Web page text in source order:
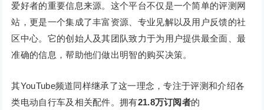
爱好者的重要信息来源。这个平台不仅是一个简单的评测网
站，更是一个集成了丰富资源、专业见解以及用户反馈的社
区中心。它的创始人及其团队致力于为用户提供最全面、最
准确的信息，帮助他们做出明智的购买决策。
其YouTube频道同样继承了这一理念，专注于评测和介绍各
类电动自行车及相关配件。拥有21.8万订阅者的